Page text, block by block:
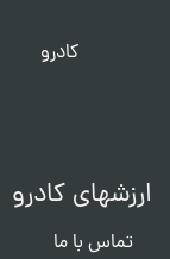
کادرو
ارزشهای کادرو
تماس با ما